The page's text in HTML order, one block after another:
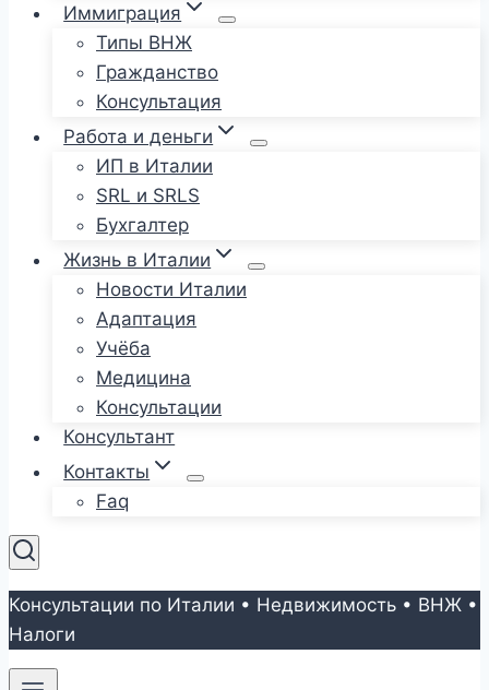
Иммиграция
Типы ВНЖ
Гражданство
Консультация
Работа и деньги
ИП в Италии
SRL и SRLS
Бухгалтер
Жизнь в Италии
Новости Италии
Адаптация
Учёба
Медицина
Консультации
Консультант
Контакты
Faq
Консультации по Италии • Недвижимость • ВНЖ •
Налоги